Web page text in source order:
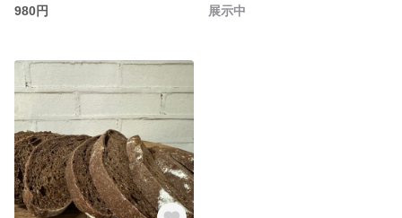
980円
展示中